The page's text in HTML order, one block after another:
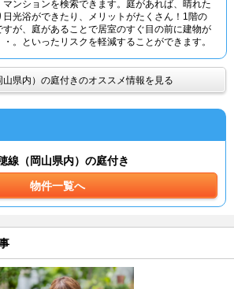
TOP
ンションを検索できます。庭があれば、晴れた
日光浴ができたり、メリットがたくさん！1階の
が、庭があることで居室のすぐ目の前に建物が
。といったリスクを軽減することができます。
山県内）の庭付きのオススメ情報を見る
線（岡山県内）の庭付き
物件一覧へ